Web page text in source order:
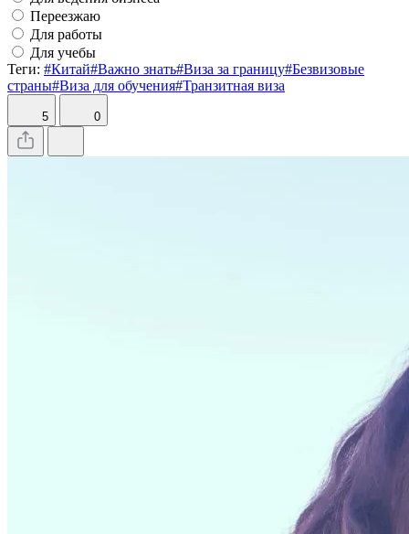
Переезжаю
Для работы
Для учебы
Теги: #Китай#Важно знать#Виза за границу#Безвизовые
страны#Виза для обучения#Транзитная виза
5 0